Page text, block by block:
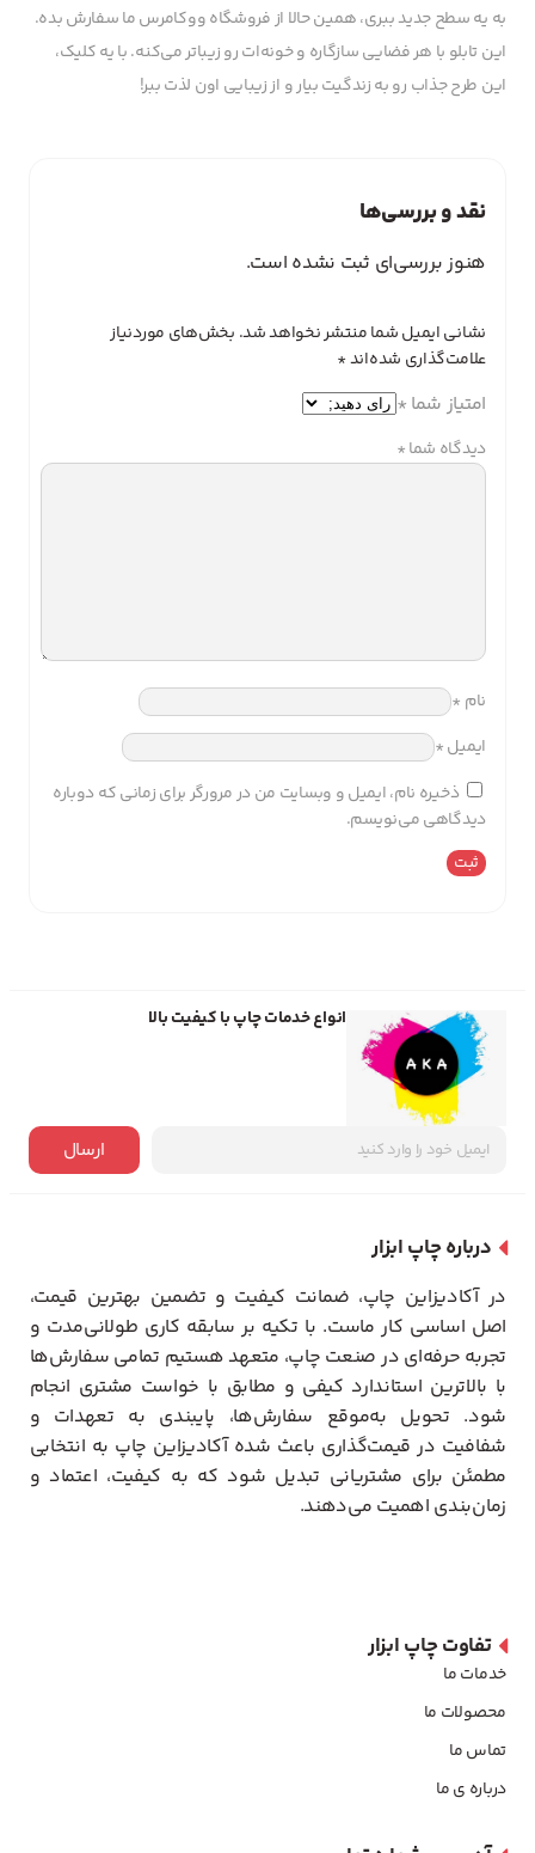
به یه سطح جدید ببری، همین حالا از فروشگاه ووکامرس ما سفارش بده.
این تابلو با هر فضایی سازگاره و خونه‌ات رو زیباتر می‌کنه. با یه کلیک،
این طرح جذاب رو به زندگیت بیار و از زیبایی اون لذت ببر!
نقد و بررسی‌ها
هنوز بررسی‌ای ثبت نشده است.
نشانی ایمیل شما منتشر نخواهد شد. بخش‌های موردنیاز
علامت‌گذاری شده‌اند*
امتیاز شما *
دیدگاه شما*
نام *
ایمیل*
ذخیره نام، ایمیل و وبسایت من در مرورگر برای زمانی که دوباره
دیدگاهی می‌نویسم.
انواع خدمات چاپ با کیفیت بالا
ارسال
درباره چاپ ابزار
در آکادیزاین چاپ، ضمانت کیفیت و تضمین بهترین قیمت،
اصل اساسی کار ماست. با تکیه بر سابقه کاری طولانی‌مدت و
تجربه حرفه‌ای در صنعت چاپ، متعهد هستیم تمامی سفارش‌ها
با بالاترین استاندارد کیفی و مطابق با خواست مشتری انجام
شود. تحویل به‌موقع سفارش‌ها، پایبندی به تعهدات و
شفافیت در قیمت‌گذاری باعث شده آکادیزاین چاپ به انتخابی
مطمئن برای مشتریانی تبدیل شود که به کیفیت، اعتماد و
زمان‌بندی اهمیت می‌دهند.
تفاوت چاپ ابزار
خدمات ما
محصولات ما
تماس ما
درباره ی ما